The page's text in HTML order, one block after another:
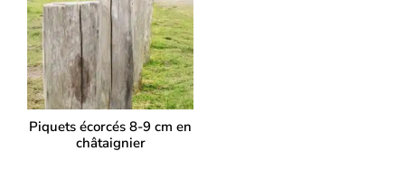
Piquets écorcés 8-9 cm en
châtaignier